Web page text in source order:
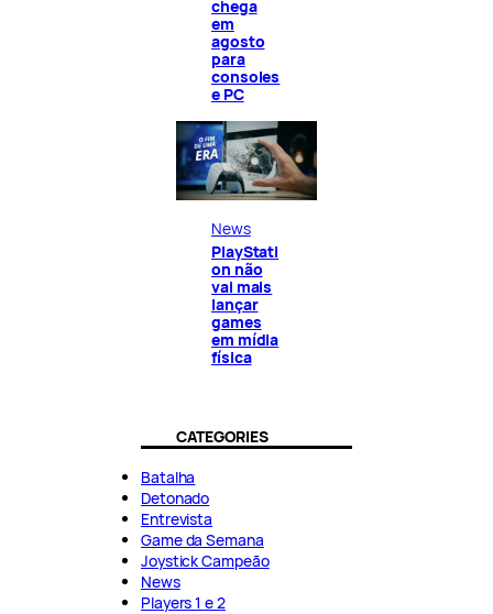
chega
em
agosto
para
consoles
e PC
News
PlayStati
on não
vai mais
lançar
games
em mídia
física
CATEGORIES
Batalha
Detonado
Entrevista
Game da Semana
Joystick Campeão
News
Players 1 e 2